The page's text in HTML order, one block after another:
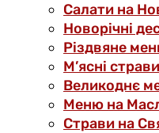
Салати на
Новорічні
Різдвяне
М’ясні
Великоднє
Меню на
Страви на